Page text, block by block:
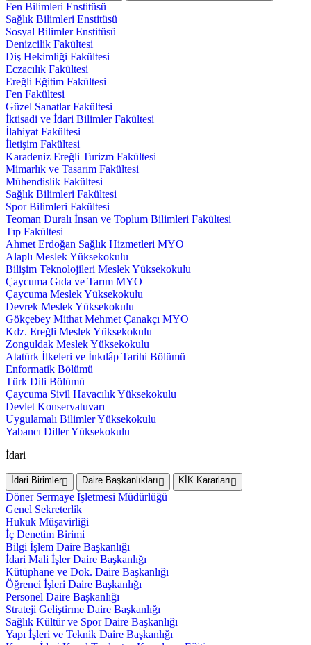
Fen Bilimleri Enstitüsü
Sağlık Bilimleri Enstitüsü
Sosyal Bilimler Enstitüsü
Denizcilik Fakültesi
Diş Hekimliği Fakültesi
Eczacılık Fakültesi
Ereğli Eğitim Fakültesi
Fen Fakültesi
Güzel Sanatlar Fakültesi
İktisadi ve İdari Bilimler Fakültesi
İlahiyat Fakültesi
İletişim Fakültesi
Karadeniz Ereğli Turizm Fakültesi
Mimarlık ve Tasarım Fakültesi
Mühendislik Fakültesi
Sağlık Bilimleri Fakültesi
Spor Bilimleri Fakültesi
Teoman Duralı İnsan ve Toplum Bilimleri Fakültesi
Tıp Fakültesi
Ahmet Erdoğan Sağlık Hizmetleri MYO
Alaplı Meslek Yüksekokulu
Bilişim Teknolojileri Meslek Yüksekokulu
Çaycuma Gıda ve Tarım MYO
Çaycuma Meslek Yüksekokulu
Devrek Meslek Yüksekokulu
Gökçebey Mithat Mehmet Çanakçı MYO
Kdz. Ereğli Meslek Yüksekokulu
Zonguldak Meslek Yüksekokulu
Atatürk İlkeleri ve İnkılâp Tarihi Bölümü
Enformatik Bölümü
Türk Dili Bölümü
Çaycuma Sivil Havacılık Yüksekokulu
Devlet Konservatuvarı
Uygulamalı Bilimler Yüksekokulu
Yabancı Diller Yüksekokulu
İdari
İdari Birimler Daire Başkanlıkları KİK Kararları
Döner Sermaye İşletmesi Müdürlüğü
Genel Sekreterlik
Hukuk Müşavirliği
İç Denetim Birimi
Bilgi İşlem Daire Başkanlığı
İdari Mali İşler Daire Başkanlığı
Kütüphane ve Dok. Daire Başkanlığı
Öğrenci İşleri Daire Başkanlığı
Personel Daire Başkanlığı
Strateji Geliştirme Daire Başkanlığı
Sağlık Kültür ve Spor Daire Başkanlığı
Yapı İşleri ve Teknik Daire Başkanlığı